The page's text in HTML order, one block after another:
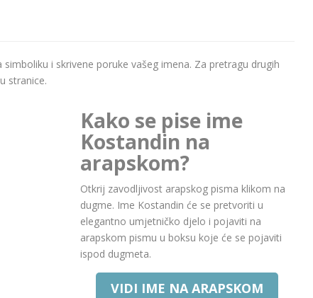
i skrivene poruke vašeg imena. Za pretragu drugih
stranice.
Kako se pise ime
Kostandin na
arapskom?
Otkrij zavodljivost arapskog pisma klikom na
dugme. Ime Kostandin će se pretvoriti u
elegantno umjetničko djelo i pojaviti na
arapskom pismu u boksu koje će se pojaviti
ispod dugmeta.
VIDI IME NA ARAPSKOM